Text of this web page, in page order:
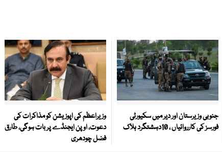
جنوبی وزیرستان اور دیر میں سکیورٹی
فورسز کی کارروائیاں ، 10دہشتگرد ہلاک
وزیراعظم کی اپوزیشن کو مذاکرات کی
دعوت، اوپن ایجنڈے پر بات ہوگی، طارق
فضل چودھری